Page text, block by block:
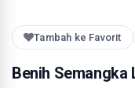
Tambah ke Favorit
Benih Semangka